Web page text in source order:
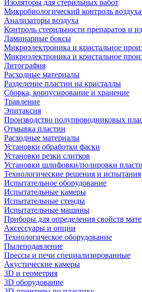
Изоляторы для стерильных работ
Микробиологический контроль воздуха
Анализаторы воздуха
Контроль стерильности препаратов и
Ламинарные боксы
Микроэлектроника и кристальное
Микроэлектроника и кристальное
Литография
Расходные материалы
Разделение пластин на кристаллы
Сборка, корпусирование и хранение
Травление
Эпитаксия
Производство полупроводниковых
Отмывка пластин
Расходные материалы
Установки обработки фаски
Установки резки слитков
Установки шлифовки/полировки
Технологические решения и испытания
Испытательное оборудование
Испытательные камеры
Испытательные стенды
Испытательные машины
Приборы для определения свойств
Аксессуары и опции
Технологическое оборудование
Пылеподавление
Прессы и печи специализированные
Акустические камеры
3D и геометрия
3D оборудование